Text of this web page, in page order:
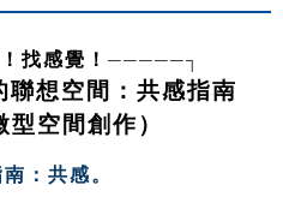
找感覺！ ─────┐
空間創作）
：共感。